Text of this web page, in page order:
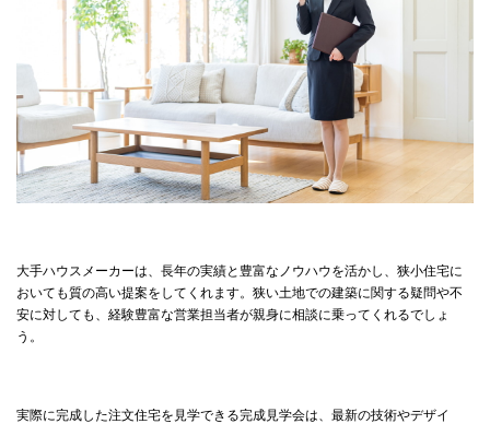
大手ハウスメーカーは、長年の実績と豊富なノウハウを活かし、狭小住宅に
おいても質の高い提案をしてくれます。狭い土地での建築に関する疑問や不
安に対しても、経験豊富な営業担当者が親身に相談に乗ってくれるでしょ
う。
実際に完成した注文住宅を見学できる完成見学会は、最新の技術やデザイ